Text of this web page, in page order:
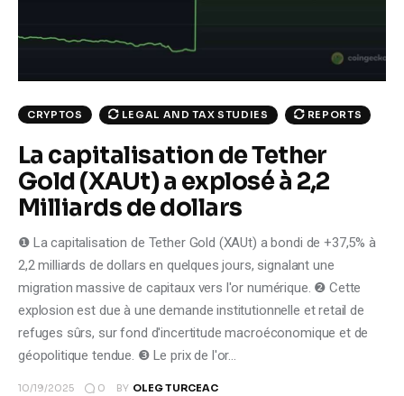
CRYPTOS LEGAL AND TAX STUDIES REPORTS
La capitalisation de Tether
Gold (XAUt) a explosé à 2,2
Milliards de dollars
❶ La capitalisation de Tether Gold (XAUt) a bondi de +37,5% à
2,2 milliards de dollars en quelques jours, signalant une
migration massive de capitaux vers l'or numérique. ❷ Cette
explosion est due à une demande institutionnelle et retail de
refuges sûrs, sur fond d'incertitude macroéconomique et de
géopolitique tendue. ❸ Le prix de l'or…
10/19/2025 0 BY OLEG TURCEAC